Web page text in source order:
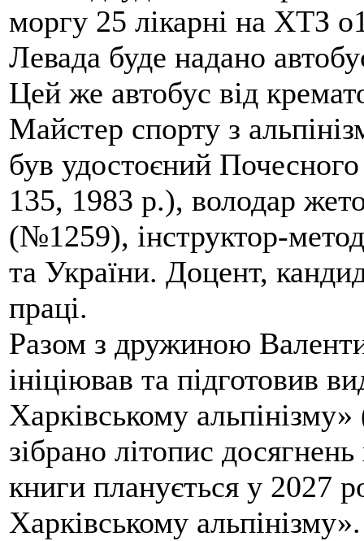
моргу 25 лікарні на ХТЗ
Левада буде надано
Цей же автобус від
Майстер спорту з
був удостоєний
135, 1983 р.), володар
(№1259), інструктор-
та України. Доцент,
праці.
Разом з дружиною
ініціював та підготовив
Харківському
зібрано літопис
книги планується у 2027
Харківському альпінізму».